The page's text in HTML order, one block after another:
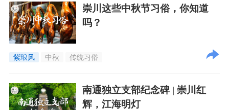
崇川这些中秋节习俗，你知道
吗？
紫琅风 中秋 传统习俗
南通独立支部纪念碑 | 崇川红
辉，江海明灯